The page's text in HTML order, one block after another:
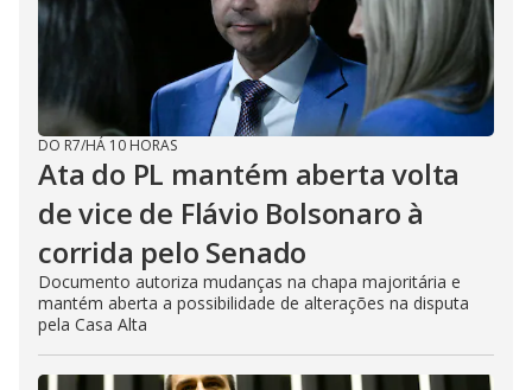
DO R7/HÁ 10 HORAS
Ata do PL mantém aberta volta
de vice de Flávio Bolsonaro à
corrida pelo Senado
Documento autoriza mudanças na chapa majoritária e
mantém aberta a possibilidade de alterações na disputa
pela Casa Alta